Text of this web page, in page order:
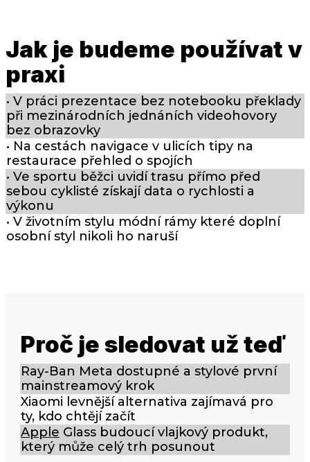
Jak je budeme používat v
praxi
• V práci prezentace bez notebooku překlady
při mezinárodních jednáních videohovory
bez obrazovky
• Na cestách navigace v ulicích tipy na
restaurace přehled o spojích
• Ve sportu běžci uvidí trasu přímo před
sebou cyklisté získají data o rychlosti a
výkonu
• V životním stylu módní rámy které doplní
osobní styl nikoli ho naruší
Proč je sledovat už teď
Ray-Ban Meta dostupné a stylové první
mainstreamový krok
Xiaomi levnější alternativa zajímavá pro
ty, kdo chtějí začít
Apple Glass budoucí vlajkový produkt,
který může celý trh posunout